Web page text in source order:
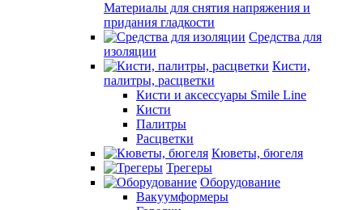
Материалы для снятия напряжения и
придания гладкости
Средства для
изоляции
Кисти,
палитры, расцветки
Кисти и аксессуары Smile Line
Кисти
Палитры
Расцветки
Кюветы, бюгеля
Трегеры
Оборудование
Вакуумформеры